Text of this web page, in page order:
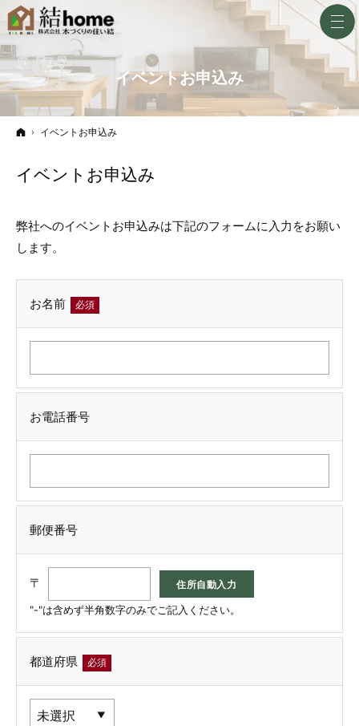
イベントお申込み
ホーム
イベントお申込み
イベントお申込み
弊社へのイベントお申込みは下記のフォームに入力をお願い
します。
お名前 必須
お電話番号
郵便番号
〒
"-"は含めず半角数字のみでご記入ください。
都道府県 必須